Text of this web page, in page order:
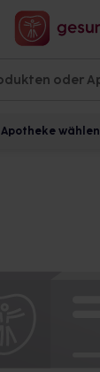
Apotheke wählen